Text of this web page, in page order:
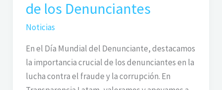
de los Denunciantes
Noticias
En el Día Mundial del Denunciante, destacamos
la importancia crucial de los denunciantes en la
lucha contra el fraude y la corrupción. En